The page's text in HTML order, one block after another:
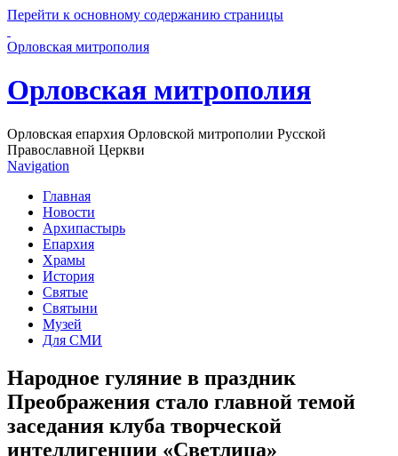
Перейти к основному содержанию страницы
Орловская митрополия
Орловская митрополия
Орловская епархия Орловской митрополии Русской
Православной Церкви
Navigation
Главная
Новости
Архипастырь
Епархия
Храмы
История
Святые
Святыни
Музей
Для СМИ
Народное гуляние в праздник
Преображения стало главной темой
заседания клуба творческой
интеллигенции «Светлица»